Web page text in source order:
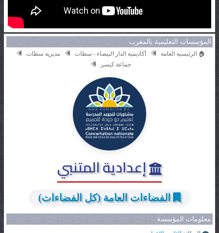
المؤسسات التعليمية بالمغرب
🏠 الرئيسية العامة أكاديمية الدار البيضاء - سطات
مديرية سطات
جماعة كيسر
إعدادية المتنبي
الفضاءات العامة (كل الفضاءات)
معلومات المؤسسة